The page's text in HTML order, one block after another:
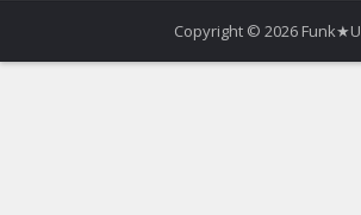
Copyright © 2026 Funk★U